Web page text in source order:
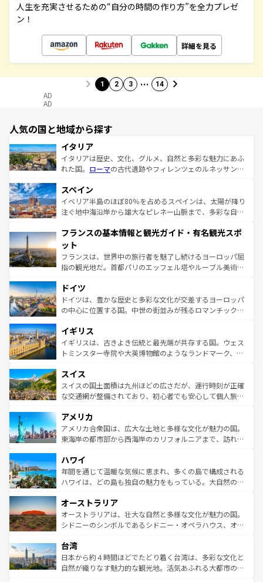
人生を充実させるための“自分の時間の作り方”を全力プレゼ
ン！
詳細を見る
1 2 3 … 14
AD
AD
人気の国と地域から探す
イタリア
イタリアは歴史、文化、グルメ、自然と多彩な魅力にあふ
れた国。 ローマの古代遺跡やフィレンツェのルネッサンス
ろん、トスカーナの美しい田園風景やアマルフィ海岸の絶
景など、自然景観も見逃せない。観光の合間には、本場の
ピザやパスタなど、絶品のイタリア料理を堪能することも
ませてくれるイタリアで、忘れられない旅をしてみよう！
なお、新着のイタリア情報は
しい。
スペイン
イベリア半島のほぼ80％を占めるスペインは、太陽が降り
注ぐ地中海沿岸から雄大なピレネー山脈まで、多彩な自然
文化が根付くこの国では、情熱的なフラメンコ、熱気あふ
れる闘牛、そして美味しいタパスが生活の一部となってい
る。首都マドリードの洗練された雰囲気や、バルセロナの
アートに溢れた街角から、地方では古代ローマ遺跡や中世
せる。地方によって風土や気候が異なるスペインはその個
性で訪れる人を魅了する。 なお、新着のスペイン情報は コ
ンテンツ一覧を参照してほしい。
フランスの基本情報と観光ガイド・有名観光スポ
ット
フランスは、世界中の旅行者を魅了し続けるヨーロッパ屈
指の観光地だ。首都パリのエッフェル塔やルーブル美術館
で、幅広い魅力が詰まっている。華麗な宮殿、歴史的な大
聖堂、美しいビーチ、そして豊かな自然が、訪れる者を心
から魅了する。また、フランスは美食の国としても知ら
いる。シャンパンの発祥地であるランス、プロヴァンスの
香り高いラベンダー畑など、多彩な楽しみ方が可能だ。さ
らに、パリ以外の地域にも魅力が溢れており、どの街角に
れる地方に足を運ぶとそれぞれで全く異なる文化を体験で
きるだろう。 なお、新着のフランス情報はコンテンツ一覧
を参照してほしい。
ドイツ
ドイツは、豊かな歴史と多彩な文化が交差するヨーロッパ
の中心に位置する国。中世の街並みが残るロマンチック街
顔を持つこの国は、どこを歩いても飽きることがない。ベ
ルリンの文化的活気、バイエルン州のアルプスの絶景、そ
してライン川沿いのワイン畑といった風景は必見。ビール
は、お酒好きな人にはぜひ体験してほしい。 なお、新着の
ドイツ情報はコンテンツ一覧を参照してほしい。
イギリス
イギリスは、古きよき伝統と最先端が共存する国。ウェス
トミンスター寺院や大英博物館のようなランドマーク、歴
リアごとに異なる魅力がある。また、優雅なアフタヌーン
ティー、ビール好きにはたまらない英国パブ、サッカー観
戦など、本場だからこそできる体験も豊富。イギリスを旅
ンツ一覧を参照してほしい。
スイス
スイスの国土面積は九州ほどの広さだが、運行時刻が正確
な交通網が整備されており、初心者でも安心して個人旅行
の建物がそのまま残る町や、スイスならではのユニークな
博物館もあり、アルプス観光だけでなく町歩きも満喫する
ことができる。国民の所得が高いため物価も高いが、旅行
ば市内交通費無料で観光を楽しむこともできる。 なお、新
着のスイス情報はコンテンツ一覧 を参照してほしい。
アメリカ
アメリカ合衆国は、広大な土地と多様な文化が魅力の国。
東海岸の都市部から西海岸のカリフォルニアまで、訪れる
のような巨大都市は、観光、ショッピング、エンターテイ
ンメントが詰まった刺激的なスポットだ。一方、アメリカ
西部には大自然が広がり、グランドキャニオンやイエロー
部のニューオーリンズでは、音楽と美食が融合した独特の
文化が魅力。旅行者はアメリカの各地域で異なる魅力を楽
しみながら、その多様性と豊かな歴史を感じることができ
ならではの贅沢な旅のスタイルだ。 なお、新着のアメリカ
情報はコンテンツ一覧を参照してほしい。
ハワイ
年間を通じて温暖な気候に恵まれ、多くの島で構成される
ハワイは、どの島も独自の魅力をもっている。大自然の神
ワイ島は見逃せない。また、定番の観光地といえばオアフ
島だが、静かな自然を求めるならマウイ島やカウアイ島が
おすすめ。エメラルドグリーンに輝く海をはじめ、豊かな
れるおもてなしの心で訪れる人々を迎えてくれるハワイの
人々、おいしいローカルフードやハワイアンミュージッ
ク、伝統的なフラダンスなど、すべてがハワイの魅力を彩
オーストラリア
オーストラリアは、壮大な自然と多様な文化が魅力の国。
シドニーのシンボルであるシドニー・オペラハウス、オー
リアリーフや大陸中央部にそびえるウルル（エアーズロッ
ク）、タスマニアの美しい原生林やケアンズの熱帯雨林な
ど、見どころがたくさん。また、カフェやワイン、オージ
台湾
日本から約４時間ほどでたどり着く台湾は、多彩な文化と
自然が織りなす魅力的な観光地。活気あふれる大都市の台